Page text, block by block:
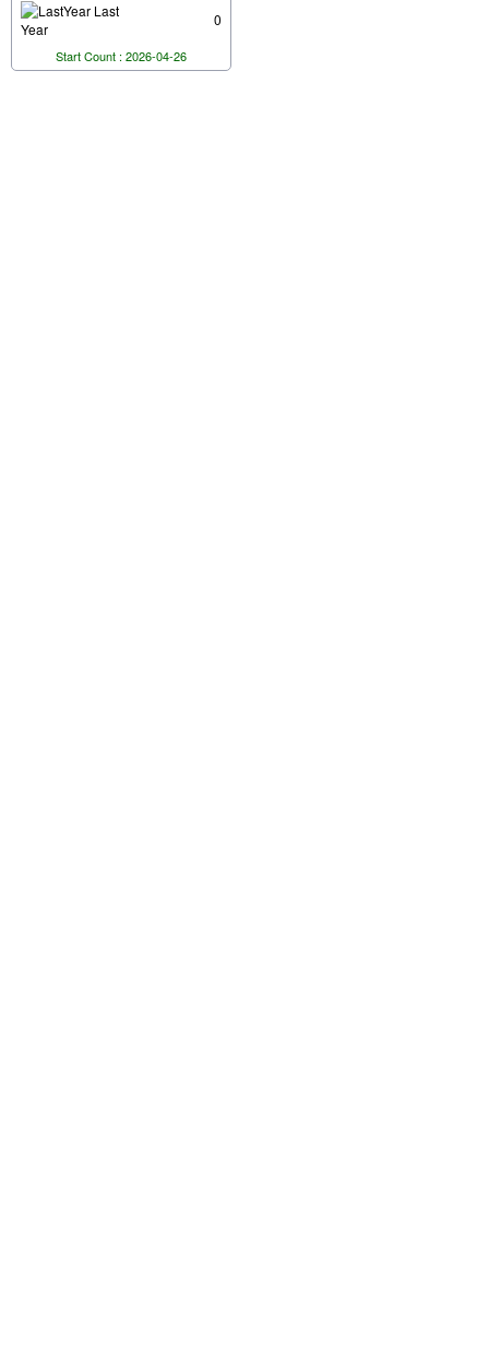
Last
Year
0
Start Count : 2026-04-26